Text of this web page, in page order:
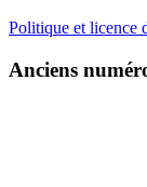
Politique et licence
Anciens